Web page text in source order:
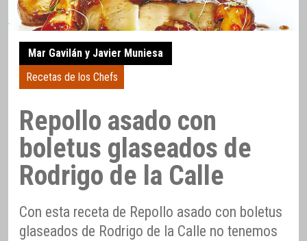
Mar Gavilán y Javier Muniesa
Recetas de los Chefs
Repollo asado con
boletus glaseados de
Rodrigo de la Calle
Con esta receta de Repollo asado con boletus
glaseados de Rodrigo de la Calle no tenemos